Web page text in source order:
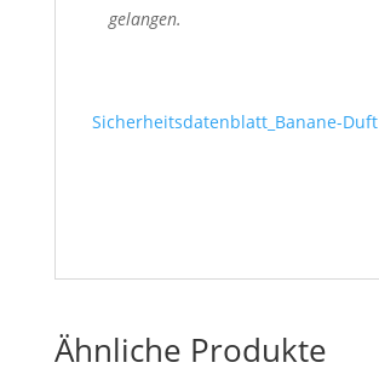
gelangen.
Sicherheitsdatenblatt_Banane-Duft
Ähnliche Produkte